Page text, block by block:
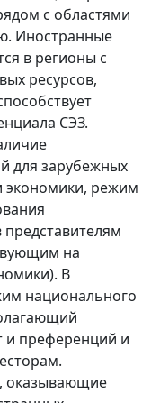
с областями
Иностранные
в регионы с
ресурсов,
СЭЗ.
для зарубежных
экономики, режим
на
В
национального
и преференций и
оказывающие